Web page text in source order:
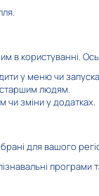
UPL.TV
в користуванні. Ось
у меню чи
старшим людям.
зміни у додатках.
для вашого